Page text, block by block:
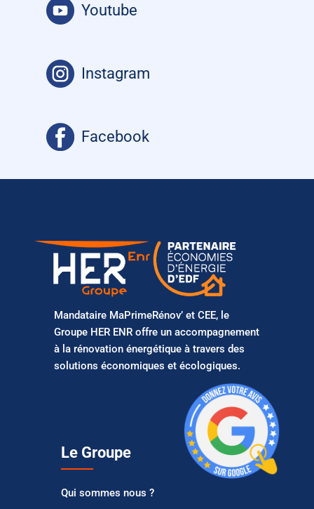
Youtube
Instagram
Facebook
Mandataire MaPrimeRénov’ et CEE, le
Groupe HER ENR offre un accompagnement
à la rénovation énergétique à travers des
solutions économiques et écologiques.
Le Groupe
Qui sommes nous ?